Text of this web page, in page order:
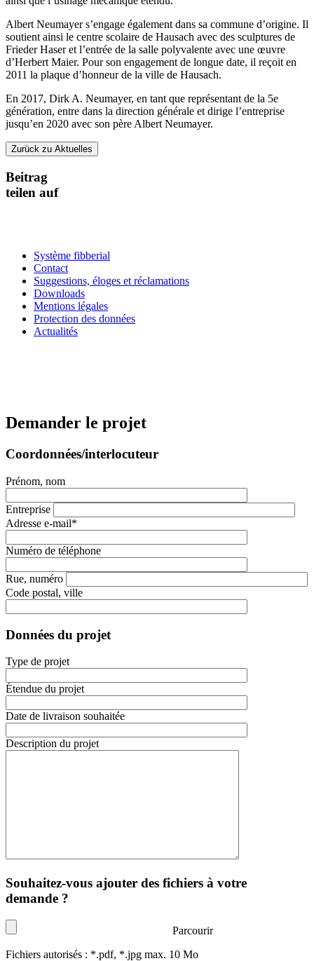
Albert Neumayer s’engage également dans sa commune d’origine. Il
soutient ainsi le centre scolaire de Hausach avec des sculptures de
Frieder Haser et l’entrée de la salle polyvalente avec une œuvre
d’Herbert Maier. Pour son engagement de longue date, il reçoit en
2011 la plaque d’honneur de la ville de Hausach.
En 2017, Dirk A. Neumayer, en tant que représentant de la 5e
génération, entre dans la direction générale et dirige l’entreprise
jusqu’en 2020 avec son père Albert Neumayer.
Zurück zu Aktuelles
Beitrag
teilen auf
Système fibberial
Contact
Suggestions, éloges et réclamations
Downloads
Mentions légales
Protection des données
Actualités
Demander le projet
Coordonnées/interlocuteur
Prénom, nom
Entreprise
Adresse e-mail*
Numéro de téléphone
Rue, numéro
Code postal, ville
Données du projet
Type de projet
Étendue du projet
Date de livraison souhaitée
Description du projet
Souhaitez-vous ajouter des fichiers à votre
demande ?
Parcourir
Fichiers autorisés : *.pdf, *.jpg max. 10 Mo